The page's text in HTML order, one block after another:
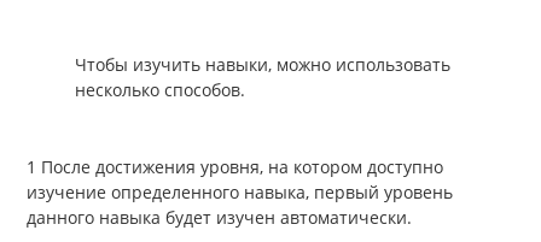
Чтобы изучить навыки, можно использовать
несколько способов.
После достижения уровня, на котором доступно
изучение определенного навыка, первый уровень
данного навыка будет изучен автоматически.